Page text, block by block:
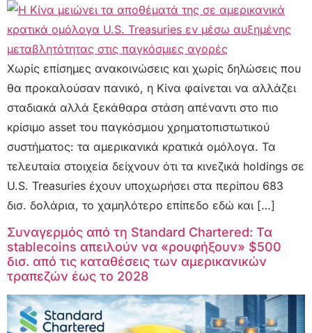
Χωρίς επίσημες ανακοινώσεις και χωρίς δηλώσεις που
θα προκαλούσαν πανικό, η Κίνα φαίνεται να αλλάζει
σταδιακά αλλά ξεκάθαρα στάση απέναντι στο πιο
κρίσιμο asset του παγκόσμιου χρηματοπιστωτικού
συστήματος: τα αμερικανικά κρατικά ομόλογα. Τα
τελευταία στοιχεία δείχνουν ότι τα κινεζικά holdings σε
U.S. Treasuries έχουν υποχωρήσει στα περίπου 683
δισ. δολάρια, το χαμηλότερο επίπεδο εδώ και […]
Συναγερμός από τη Standard Chartered: Τα
stablecoins απειλούν να «ρουφήξουν» $500
δισ. από τις καταθέσεις των αμερικανικών
τραπεζών έως το 2028